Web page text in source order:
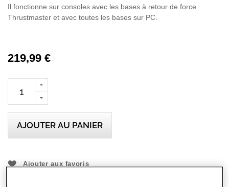
Il fonctionne sur consoles avec les bases à retour de force
Thrustmaster et avec toutes les bases sur PC.
219,99 €
AJOUTER AU PANIER
Ajouter aux favoris